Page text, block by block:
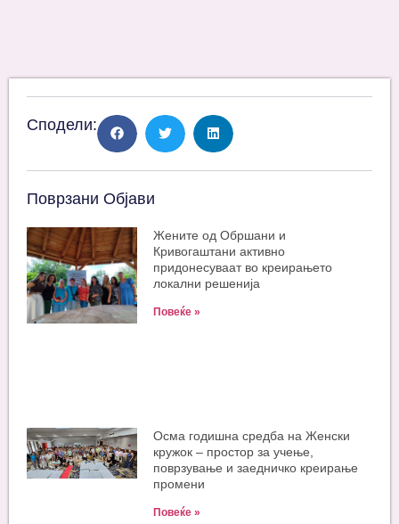
Сподели:
Поврзани Објави
Жените од Обршани и
Кривогаштани активно
придонесуваат во креирањето
локални решенија
Повеќе »
Oсма годишна средба на Женски
кружок – простор за учење,
поврзување и заедничко креирање
промени
Повеќе »